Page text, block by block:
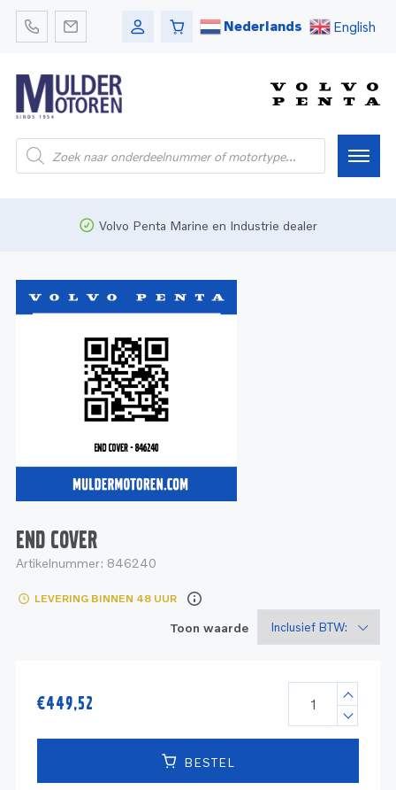
Nederlands English
Onderdelen
Bedrijfsvaart
Onderdelen
Motoren
Onderdelen
Service
Motoren
Service en onderhoud
Reman - Bedrijfsvaart
Volvo Penta Marine en Industrie dealer
END COVER
Artikelnummer: 846240
LEVERING BINNEN 48 UUR
Toon waarde
€449,52
BESTEL